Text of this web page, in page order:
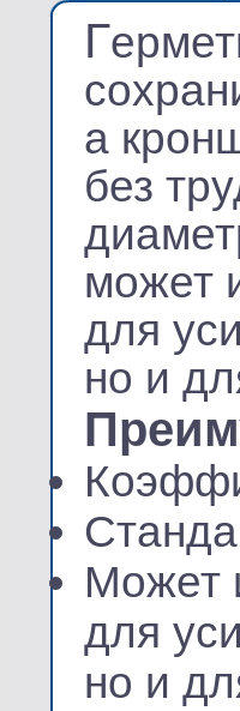
Г
а
без
может
для
но и
Может
для
но и